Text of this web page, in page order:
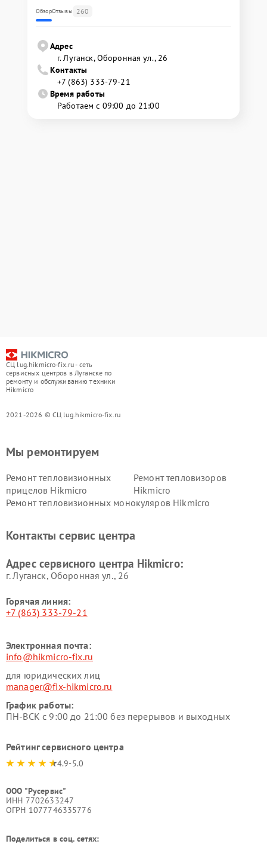
ОбзорОтзывы 260
Адрес
г. Луганск, Оборонная ул., 26
Контакты
+7 (863) 333-79-21
Время работы
Работаем с 09:00 до 21:00
СЦ lug.hikmicro-fix.ru - сеть
сервисных центров в Луганске по
ремонту и обслуживанию техники
Hikmicro
2021-2026 © СЦ lug.hikmicro-fix.ru
Мы ремонтируем
Ремонт тепловизионных
прицелов Hikmicro
Ремонт тепловизоров
Hikmicro
Ремонт тепловизионных монокуляров Hikmicro
Контакты сервис центра
Адрес сервисного центра Hikmicro:
г. Луганск, Оборонная ул., 26
Горячая линия:
+7 (863) 333-79-21
Электронная почта:
info@hikmicro-fix.ru
для юридических лиц
manager@fix-hikmicro.ru
График работы:
ПН-ВСК с 9:00 до 21:00 без перерывов и выходных
Рейтинг сервисного центра
4.9-5.0
ООО "Русервис"
ИНН 7702633247
ОГРН 1077746335776
Поделиться в соц. сетях: